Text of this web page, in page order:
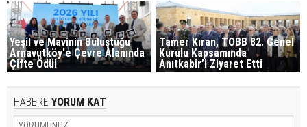
Yeşil ve Mavinin Buluştuğu
Arnavutköy'e Çevre Alanında
Çifte Ödül
Tamer Kıran, TOBB 82. Genel
Kurulu Kapsamında
Anıtkabir’i Ziyaret Etti
HABERE YORUM KAT